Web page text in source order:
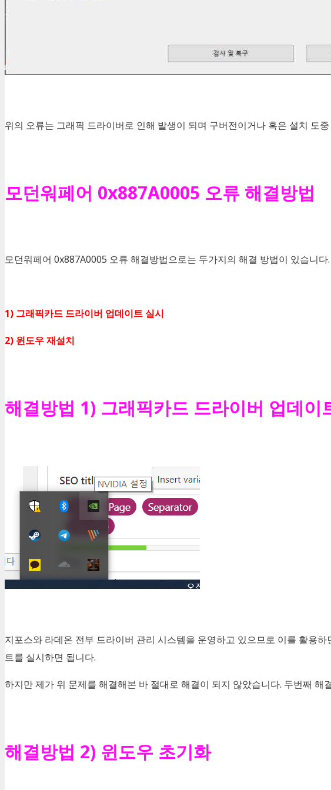
위의 오류는 그래픽 드라이버로 인해 발생이 되며 구버전이거나 혹은 설치 도
모던워페어 0x887A0005 오류 해결방법
모던워페어 0x887A0005 오류 해결방법으로는 두가지의 해결 방법이 있습니다.
1) 그래픽카드 드라이버 업데이트 실시
2) 윈도우 재설치
해결방법 1) 그래픽카드 드라이버 업데이
지포스와 라데온 전부 드라이버 관리 시스템을 운영하고 있으므로 이를 활용
트를 실시하면 됩니다.
하지만 제가 위 문제를 해결해본 바 절대로 해결이 되지 않았습니다. 두번째
해결방법 2) 윈도우 초기화